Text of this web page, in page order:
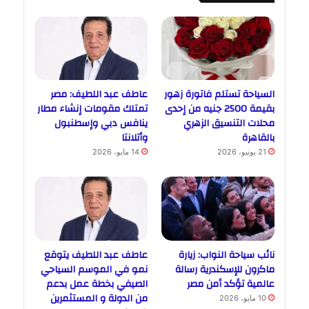
السياحة تستلم فاتورة زهور
بقيمة 2500 جنيه من إحدى
محلات التنسيق الزهري
بالقاهرة
21 يونيو، 2026
عاطف عبد اللطيف: مصر
تمتلك مقومات إنشاء مطار
ينافس دبي وإسطنبول
وأتلانتا
14 مايو، 2026
نائب سياحة النواب: زيارة
ماكرون للإسكندرية رسالة
عالمية تؤكد أمن مصر
10 مايو، 2026
عاطف عبد اللطيف يتوقع
نمو في الموسم السياحي
الصيفي بخطة عمل بدعم
من الدولة و المستثمرين